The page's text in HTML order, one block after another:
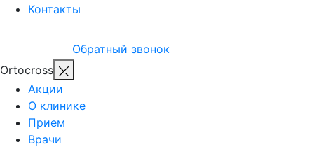
Контакты
Обратный звонок
Ortocross
Акции
О клинике
Прием
Врачи